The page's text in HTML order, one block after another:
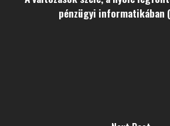
pénzügyi informatikában